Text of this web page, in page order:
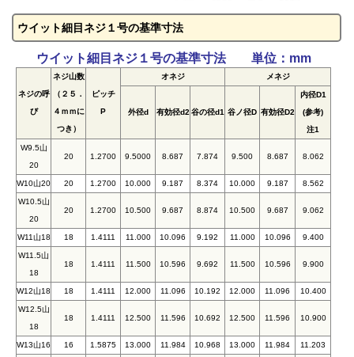
ウイット細目ネジ１号の基準寸法
ウイット細目ネジ１号の基準寸法 単位：mm
ネジの呼
び
ネジ山数
（２５．
４ｍｍに
つき）
ピッチ
P
オネジ メネジ
外径d 有効径d2 谷の径d1 谷ノ径D 有効径D2
内径D1
(参考)
注1
W9.5山
20
20 1.2700 9.5000 8.687 7.874 9.500 8.687 8.062
W10山20 20 1.2700 10.000 9.187 8.374 10.000 9.187 8.562
W10.5山
20
20 1.2700 10.500 9.687 8.874 10.500 9.687 9.062
W11山18 18 1.4111 11.000 10.096 9.192 11.000 10.096 9.400
W11.5山
18
18 1.4111 11.500 10.596 9.692 11.500 10.596 9.900
W12山18 18 1.4111 12.000 11.096 10.192 12.000 11.096 10.400
W12.5山
18
18 1.4111 12.500 11.596 10.692 12.500 11.596 10.900
W13山16 16 1.5875 13.000 11.984 10.968 13.000 11.984 11.203